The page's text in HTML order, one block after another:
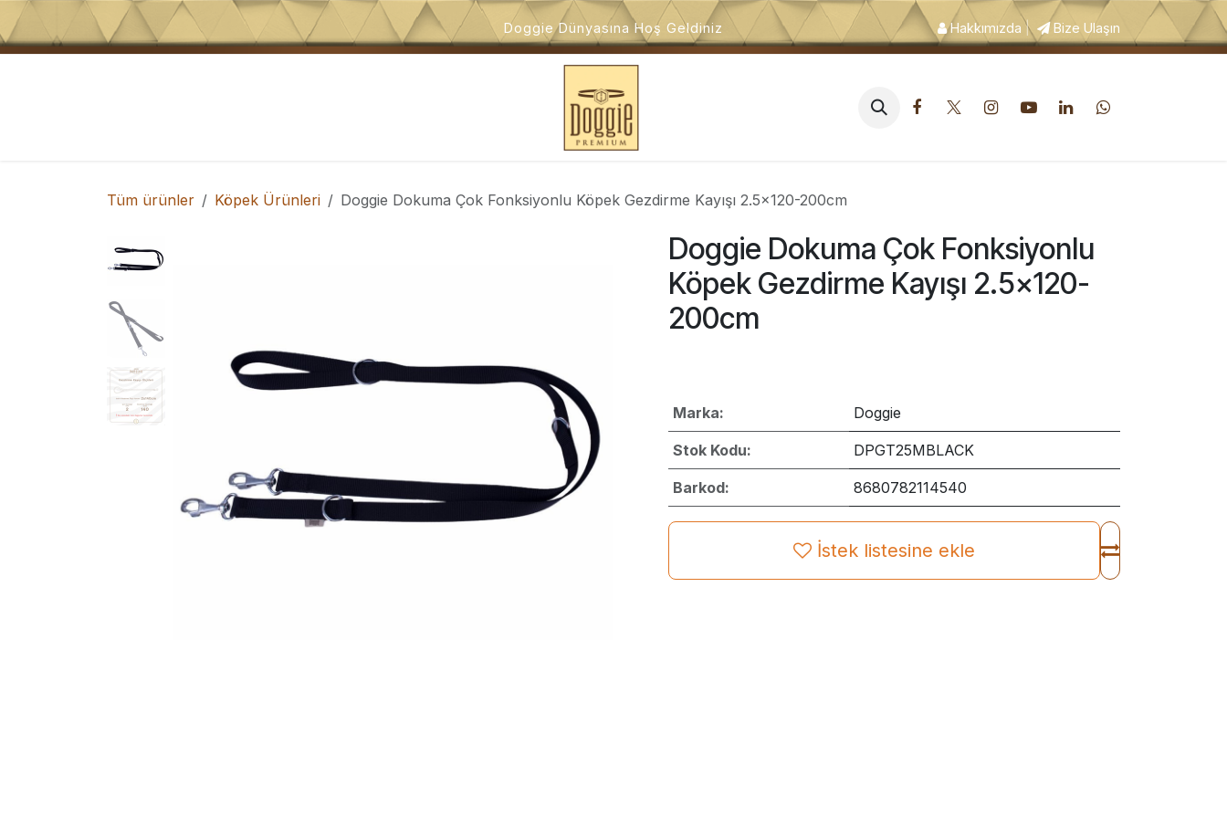
İçeriğe atla
Doggie Dünyasına Hoş Geldiniz Hakkımızda | Bize Ulaşın
Köpek Oyuncakları Köpek Dış Mekan Ürünleri Köpek Tuvalet ve Hijyen Ürünleri
Tüm ürünler Köpek Ürünleri Doggie Dokuma Çok Fonksiyonlu Köpek Gezdirme Kayışı 2.5x120-200cm
Doggie Dokuma Çok Fonksiyonlu
Köpek Gezdirme Kayışı 2.5x120-
200cm
Marka: Doggie
Stok Kodu: DPGT25MBLACK
Barkod: 8680782114540
İstek listesine ekle